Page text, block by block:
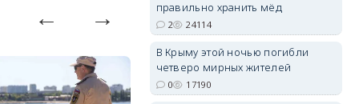
правильно хранить мёд
2 24114
В Крыму этой ночью погибли
четверо мирных жителей
0 17190